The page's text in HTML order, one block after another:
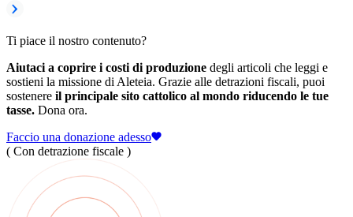
Ti piace il nostro contenuto?
Aiutaci a coprire i costi di produzione degli articoli che leggi e
sostieni la missione di Aleteia. Grazie alle detrazioni fiscali, puoi
sostenere il principale sito cattolico al mondo riducendo le tue
tasse. Dona ora.
Faccio una donazione adesso
( Con detrazione fiscale )